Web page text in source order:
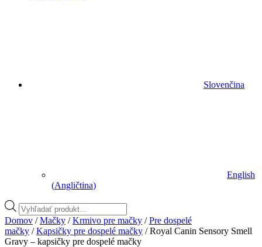
Slovenčina
English
(Angličtina)
Vyhľadávanie
produktov
Domov /Mačky /Krmivo pre mačky /Pre dospelé
mačky /Kapsičky pre dospelé mačky / Royal Canin Sensory Smell
Gravy – kapsičky pre dospelé mačky